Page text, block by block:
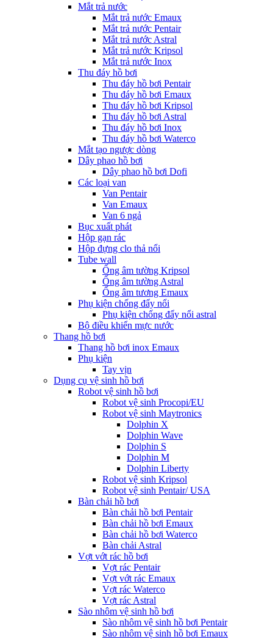
Mắt trả nước
Mắt trả nước Emaux
Mắt trả nước Pentair
Mắt trả nước Astral
Mắt trả nước Kripsol
Mắt trả nước Inox
Thu đáy hồ bơi
Thu đáy hồ bơi Pentair
Thu đáy hồ bơi Emaux
Thu đáy hồ bơi Kripsol
Thu đáy hồ bơi Astral
Thu đáy hồ bơi Inox
Thu đáy hồ bơi Waterco
Mắt tạo ngược dòng
Dây phao hồ bơi
Dây phao hồ bơi Dofi
Các loại van
Van Pentair
Van Emaux
Van 6 ngả
Bục xuất phát
Hộp gạn rác
Hộp đựng clo thả nổi
Tube wall
Ống âm tường Kripsol
Ống âm tường Astral
Ống âm tương Emaux
Phụ kiện chống đẩy nổi
Phụ kiện chống đẩy nổi astral
Bộ điều khiển mực nước
Thang hồ bơi
Thang hồ bơi inox Emaux
Phụ kiện
Tay vịn
Dụng cụ vệ sinh hồ bơi
Robot vệ sinh hồ bơi
Robot vệ sinh Procopi/EU
Robot vệ sinh Maytronics
Dolphin X
Dolphin Wave
Dolphin S
Dolphin M
Dolphin Liberty
Robot vệ sinh Kripsol
Robot vệ sinh Pentair/ USA
Bàn chải hồ bơi
Bàn chải hồ bơi Pentair
Bàn chải hồ bơi Emaux
Bàn chải hồ bơi Waterco
Bàn chải Astral
Vợt vớt rác hồ bơi
Vợt rác Pentair
Vợt vớt rác Emaux
Vợt rác Waterco
Vợt rác Astral
Sào nhôm vệ sinh hồ bơi
Sào nhôm vệ sinh hồ bơi Pentair
Sào nhôm vệ sinh hồ bơi Emaux